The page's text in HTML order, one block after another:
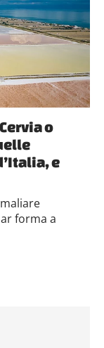
o
e
forma a